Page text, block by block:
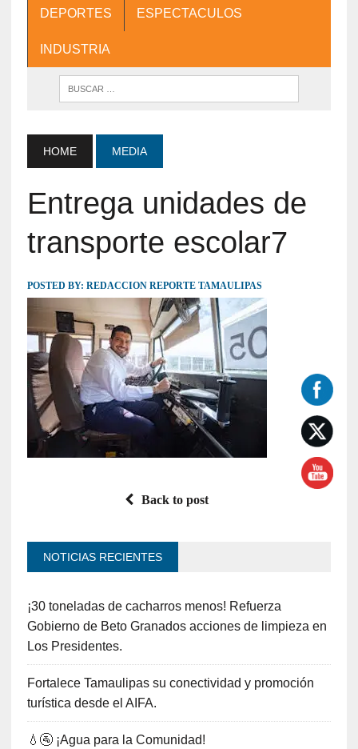
DEPORTES ESPECTACULOS
INDUSTRIA
HOME MEDIA
Entrega unidades de
transporte escolar7
POSTED BY: REDACCION REPORTE TAMAULIPAS
Back to post
NOTICIAS RECIENTES
¡30 toneladas de cacharros menos! Refuerza
Gobierno de Beto Granados acciones de limpieza en
Los Presidentes.
Fortalece Tamaulipas su conectividad y promoción
turística desde el AIFA.
💧🚰 ¡Agua para la Comunidad!